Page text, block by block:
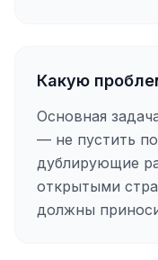
Какую
Основная
— не пустить
дублирующие
открытыми
должны